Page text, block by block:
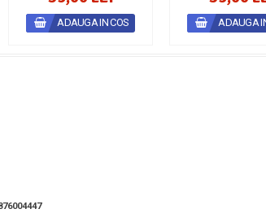
ADAUGA IN COS ADAUGA